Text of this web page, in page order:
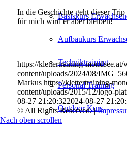
Basiskurs
Aufbaukurs
Techniktraining
Personal Training
Outdoor Kurs
In die Geschichte geht dieser
für mich wird er aber bleiben!
https://klettertraining-mondsee.at/
content/uploads/2024/08/
Markus https://klettertraining-
content/uploads/2015/12/logo-
08-27 21:20:322024-08-27
© All Rights Reserved. |
Nach oben scrollen